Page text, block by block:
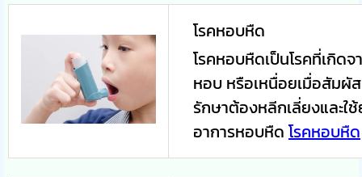
โรคหอบหืด
โรคหอบหืดเป็นโรคที่เกิด
หอบ หรือเหนื่อยเมื่อสัมผั
รักษาต้องหลีกเลี่ยงและใ
อาการหอบหืด โรคหอบหืด